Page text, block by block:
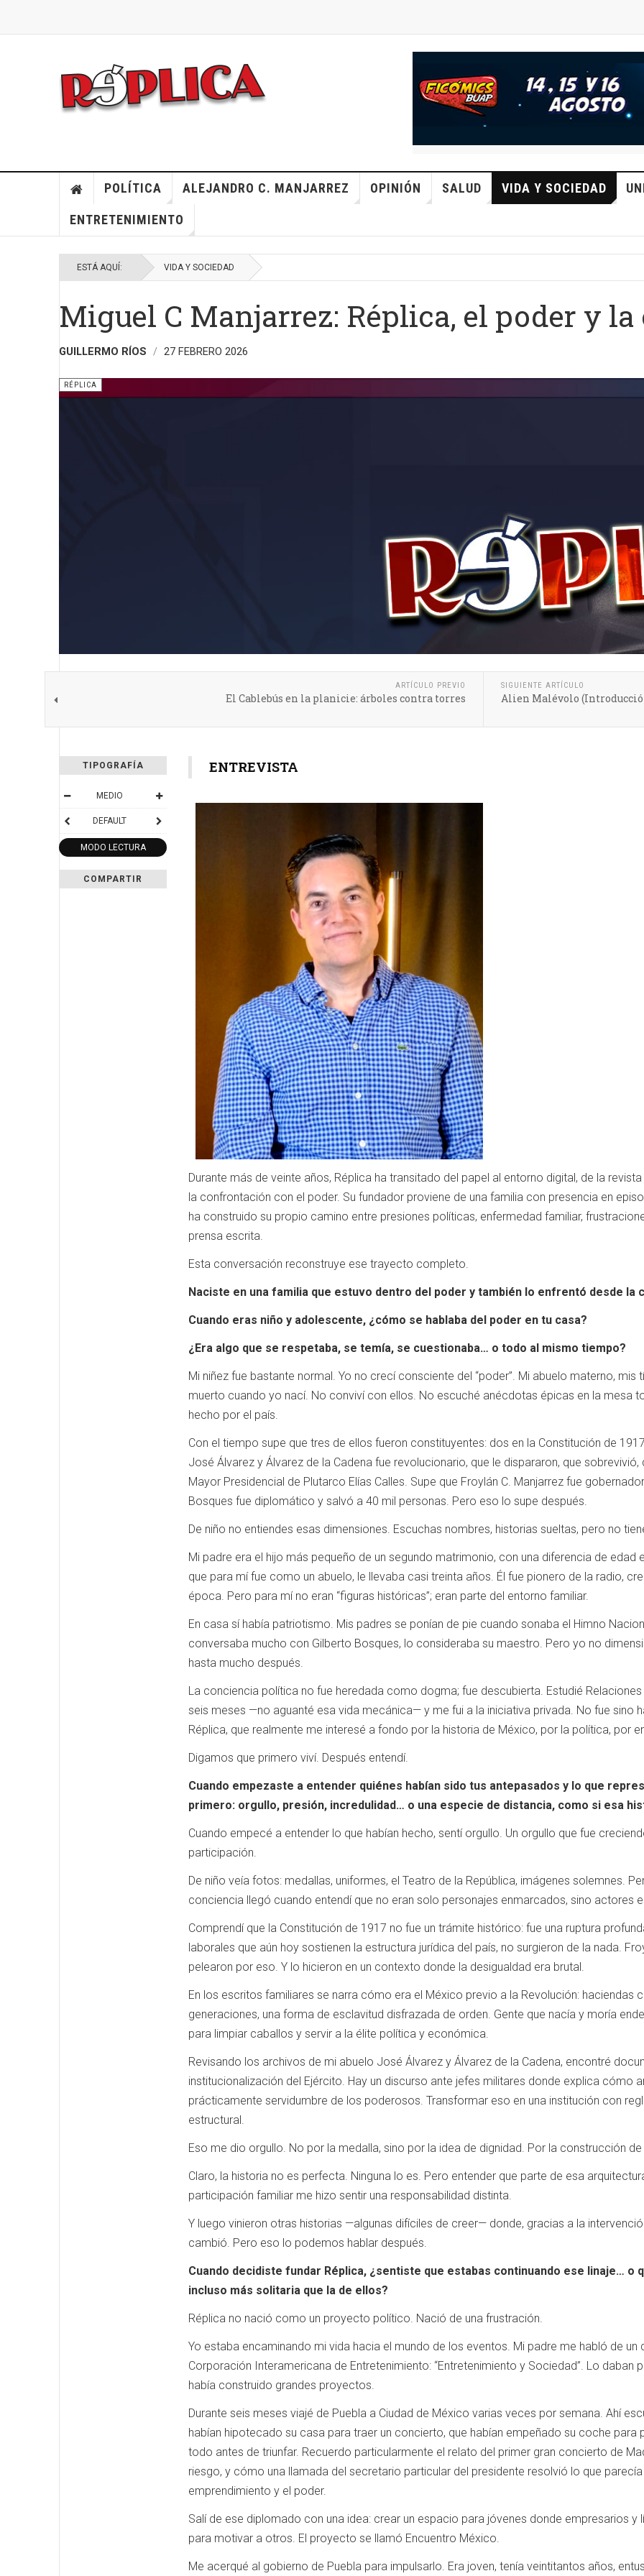
POLÍTICA ALEJANDRO C. MANJARREZ OPINIÓN SALUD VIDA Y SOCIEDAD
ENTRETENIMIENTO
ESTÁ AQUÍ: VIDA Y SOCIEDAD
Miguel C Manjarrez: Réplica, el poder y
GUILLERMO RÍOS 27 FEBRERO 2026
RÉPLICA
ARTÍCULO PREVIO
El Cablebús en la planicie: árboles contra torres
SIGUIENTE ARTÍCULO
Alien Malévolo
TIPOGRAFÍA
MEDIO
DEFAULT
MODO LECTURA
COMPARTIR
ENTREVISTA
Durante más de veinte años, Réplica ha transitado del papel al entorno digital, de la
la confrontación con el poder. Su fundador proviene de una familia con presencia en
ha construido su propio camino entre presiones políticas, enfermedad familiar,
prensa escrita.
Esta conversación reconstruye ese trayecto completo.
Naciste en una familia que estuvo dentro del poder y también lo enfrentó desde la
Cuando eras niño y adolescente, ¿cómo se hablaba del poder en tu casa?
¿Era algo que se respetaba, se temía, se cuestionaba… o todo al mismo tiempo?
Mi niñez fue bastante normal. Yo no crecí consciente del “poder”. Mi abuelo materno,
muerto cuando yo nací. No conviví con ellos. No escuché anécdotas épicas en la mesa
hecho por el país.
Con el tiempo supe que tres de ellos fueron constituyentes: dos en la Constitución de
José Álvarez y Álvarez de la Cadena fue revolucionario, que le dispararon, que
Mayor Presidencial de Plutarco Elías Calles. Supe que Froylán C. Manjarrez fue
Bosques fue diplomático y salvó a 40 mil personas. Pero eso lo supe después.
De niño no entiendes esas dimensiones. Escuchas nombres, historias sueltas, pero no
Mi padre era el hijo más pequeño de un segundo matrimonio, con una diferencia de
que para mí fue como un abuelo, le llevaba casi treinta años. Él fue pionero de la radio,
época. Pero para mí no eran “figuras históricas”; eran parte del entorno familiar.
En casa sí había patriotismo. Mis padres se ponían de pie cuando sonaba el Himno
conversaba mucho con Gilberto Bosques, lo consideraba su maestro. Pero yo no
hasta mucho después.
La conciencia política no fue heredada como dogma; fue descubierta. Estudié
seis meses —no aguanté esa vida mecánica— y me fui a la iniciativa privada. No fue sino
Réplica, que realmente me interesé a fondo por la historia de México, por la política, por
Digamos que primero viví. Después entendí.
Cuando empezaste a entender quiénes habían sido tus antepasados y lo que
primero: orgullo, presión, incredulidad… o una especie de distancia, como si esa
Cuando empecé a entender lo que habían hecho, sentí orgullo. Un orgullo que fue
participación.
De niño veía fotos: medallas, uniformes, el Teatro de la República, imágenes solemnes.
conciencia llegó cuando entendí que no eran solo personajes enmarcados, sino actores
Comprendí que la Constitución de 1917 no fue un trámite histórico: fue una ruptura
laborales que aún hoy sostienen la estructura jurídica del país, no surgieron de la nada.
pelearon por eso. Y lo hicieron en un contexto donde la desigualdad era brutal.
En los escritos familiares se narra cómo era el México previo a la Revolución: haciendas
generaciones, una forma de esclavitud disfrazada de orden. Gente que nacía y moría
para limpiar caballos y servir a la élite política y económica.
Revisando los archivos de mi abuelo José Álvarez y Álvarez de la Cadena, encontré
institucionalización del Ejército. Hay un discurso ante jefes militares donde explica cómo
prácticamente servidumbre de los poderosos. Transformar eso en una institución con
estructural.
Eso me dio orgullo. No por la medalla, sino por la idea de dignidad. Por la construcción
Claro, la historia no es perfecta. Ninguna lo es. Pero entender que parte de esa
participación familiar me hizo sentir una responsabilidad distinta.
Y luego vinieron otras historias —algunas difíciles de creer— donde, gracias a la
cambió. Pero eso lo podemos hablar después.
Cuando decidiste fundar Réplica, ¿sentiste que estabas continuando ese linaje… o
incluso más solitaria que la de ellos?
Réplica no nació como un proyecto político. Nació de una frustración.
Yo estaba encaminando mi vida hacia el mundo de los eventos. Mi padre me habló de
Corporación Interamericana de Entretenimiento: “Entretenimiento y Sociedad”. Lo daban
había construido grandes proyectos.
Durante seis meses viajé de Puebla a Ciudad de México varias veces por semana. Ahí
habían hipotecado su casa para traer un concierto, que habían empeñado su coche
todo antes de triunfar. Recuerdo particularmente el relato del primer gran concierto de
riesgo, y cómo una llamada del secretario particular del presidente resolvió lo que
emprendimiento y el poder.
Salí de ese diplomado con una idea: crear un espacio para jóvenes donde empresarios y
para motivar a otros. El proyecto se llamó Encuentro México.
Me acerqué al gobierno de Puebla para impulsarlo. Era joven, tenía veintitantos años,